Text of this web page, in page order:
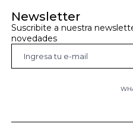
Newsletter
Suscribite a nuestra
novedades